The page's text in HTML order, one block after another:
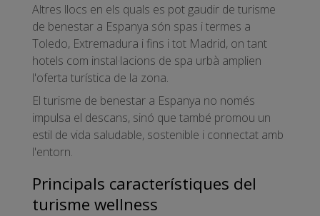
Altres llocs en els quals es pot gaudir de turisme
de benestar a Espanya són spas i termes a
Toledo, Extremadura i fins i tot Madrid, on tant
hotels com instal·lacions de spa urbà amplien
l'oferta turística de la zona.
El turisme de benestar a Espanya no només
impulsa el descans, sinó que també promou un
estil de vida saludable, sostenible i connectat amb
l'entorn.
Principals característiques del
turisme wellness